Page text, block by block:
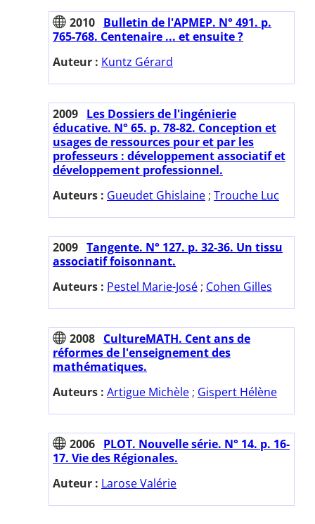
2010 Bulletin de l'APMEP. N° 491. p.
765-768. Centenaire ... et ensuite ?
Auteur : Kuntz Gérard
2009 Les Dossiers de l'ingénierie
éducative. N° 65. p. 78-82. Conception et
usages de ressources pour et par les
professeurs : développement associatif et
développement professionnel.
Auteurs : Gueudet Ghislaine ; Trouche Luc
2009 Tangente. N° 127. p. 32-36. Un tissu
associatif foisonnant.
Auteurs : Pestel Marie-José ; Cohen Gilles
2008 CultureMATH. Cent ans de
réformes de l'enseignement des
mathématiques.
Auteurs : Artigue Michèle ; Gispert Hélène
2006 PLOT. Nouvelle série. N° 14. p. 16-
17. Vie des Régionales.
Auteur : Larose Valérie